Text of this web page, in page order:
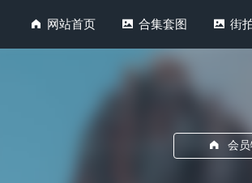
网站首页 合集套图 街
会